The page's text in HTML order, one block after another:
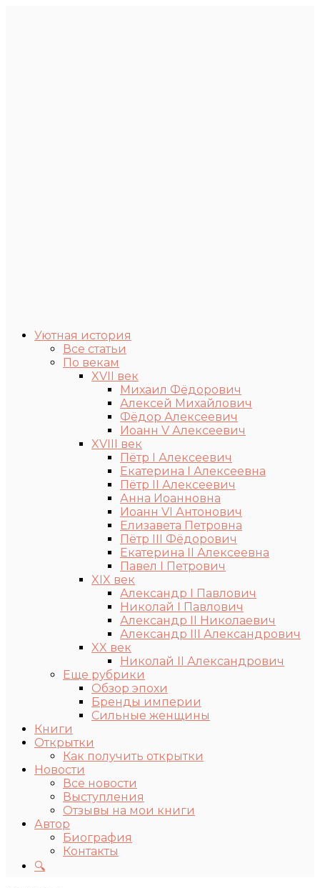
Уютная история
Все статьи
По векам
XVII век
Михаил Фёдорович
Алексей Михайлович
Фёдор Алексеевич
Иоанн V Алексеевич
XVIII век
Пётр I Алексеевич
Екатерина I Алексеевна
Пётр II Алексеевич
Анна Иоанновна
Иоанн VI Антонович
Елизавета Петровна
Пётр III Фёдорович
Екатерина II Алексеевна
Павел I Петрович
XIX век
Александр I Павлович
Николай I Павлович
Александр II Николаевич
Александр III Александрович
XX век
Николай II Александрович
Еще рубрики
Обзор эпохи
Бренды империи
Сильные женщины
Книги
Открытки
Как получить открытки
Новости
Все новости
Выступления
Отзывы на мои книги
Автор
Биография
Контакты
🔍